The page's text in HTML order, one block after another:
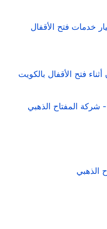
خدمات فتح الأقفال
فتح الأقفال بالكويت
شركة المفتاح الذهبي
الذهبي